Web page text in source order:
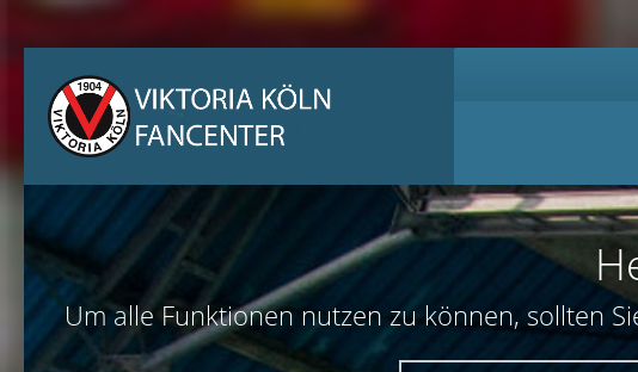
Um alle Funktionen nutzen zu können, sollten